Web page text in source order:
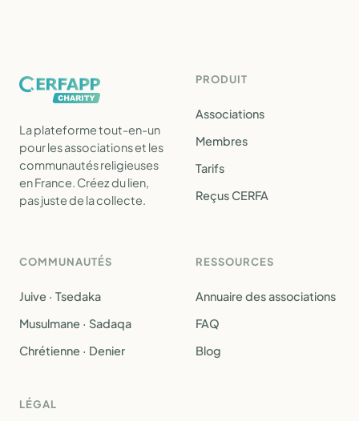
La plateforme tout-en-un
pour les associations et les
communautés religieuses
en France. Créez du lien,
pas juste de la collecte.
PRODUIT
Associations
Membres
Tarifs
Reçus CERFA
COMMUNAUTÉS
Juive · Tsedaka
Musulmane · Sadaqa
Chrétienne · Denier
RESSOURCES
Annuaire des associations
FAQ
Blog
LÉGAL